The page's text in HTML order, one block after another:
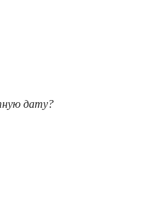
дату?